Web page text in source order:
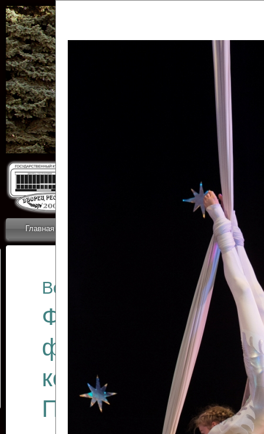
Главная Новости
ОТЧЕТЫ ГКЦ
Все отчеты
Финал
фестиваля
коллективов
Приднестровского